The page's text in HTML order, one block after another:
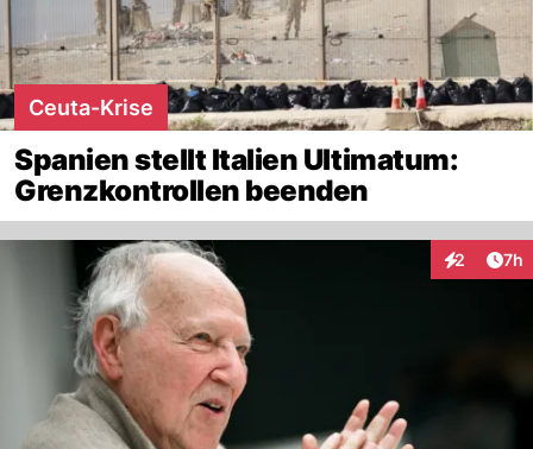
Ceuta-Krise
Spanien stellt Italien Ultimatum:
Grenzkontrollen beenden
2 7h